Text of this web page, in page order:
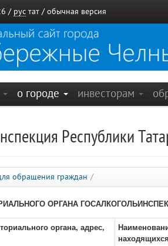
/ рус тат / обычная версия
о городе инвесторам
Республики
обращения граждан /
ОРГАНА
органа, адрес,